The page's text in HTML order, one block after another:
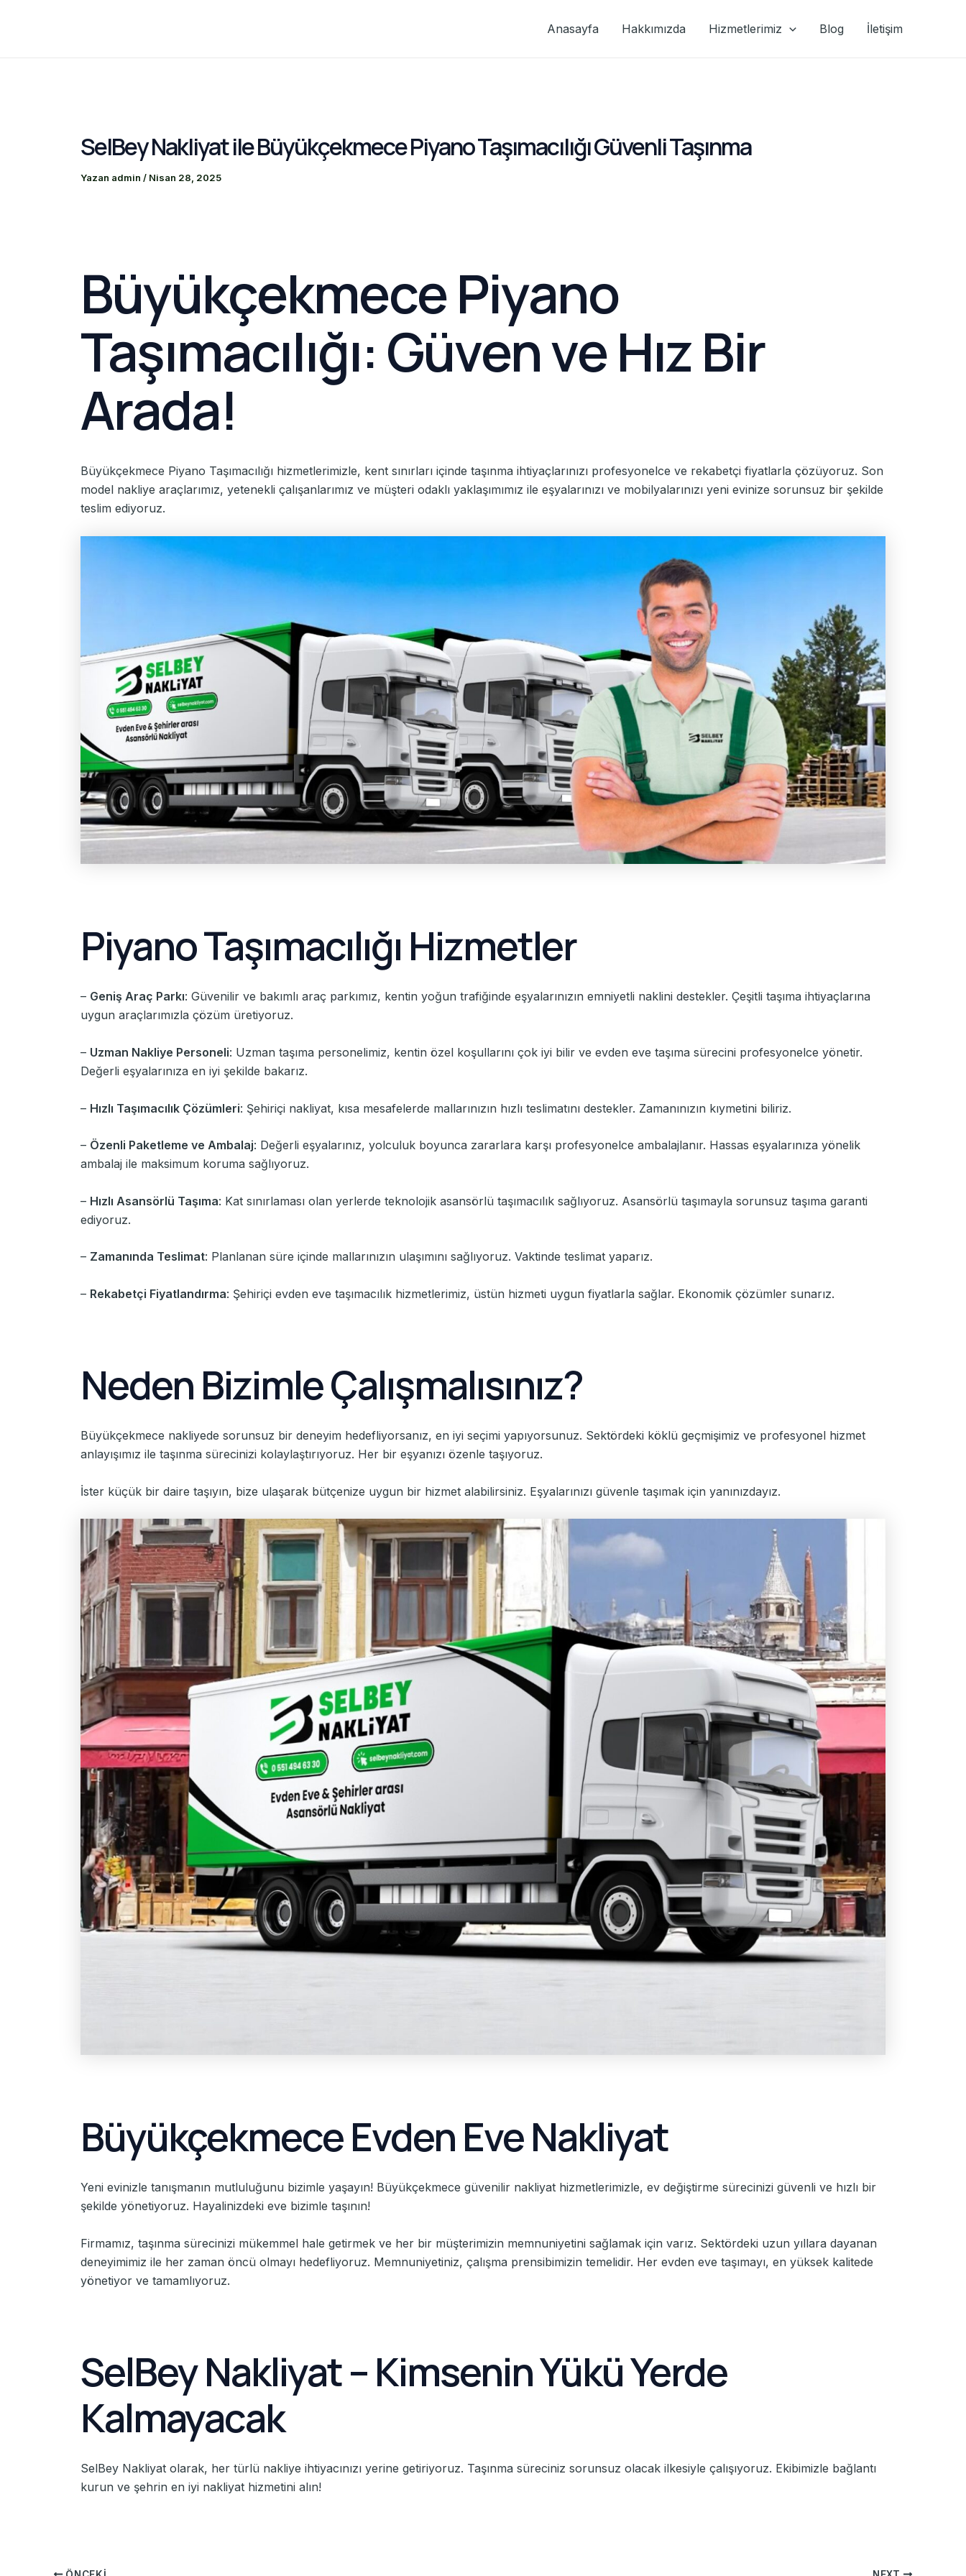
Anasayfa Hakkımızda Hizmetlerimiz Blog İletişim
SelBey Nakliyat ile Büyükçekmece Piyano Taşımacılığı Güvenli Taşınma
Yazan admin / Nisan 28, 2025
Büyükçekmece Piyano
Taşımacılığı: Güven ve Hız Bir
Arada!
Büyükçekmece Piyano Taşımacılığı hizmetlerimizle, kent sınırları içinde taşınma ihtiyaçlarınızı profesyonelce ve rekabetçi fiyatlarla çözüyoruz. Son
model nakliye araçlarımız, yetenekli çalışanlarımız ve müşteri odaklı yaklaşımımız ile eşyalarınızı ve mobilyalarınızı yeni evinize sorunsuz bir şekilde
teslim ediyoruz.
Piyano Taşımacılığı Hizmetler
– Geniş Araç Parkı: Güvenilir ve bakımlı araç parkımız, kentin yoğun trafiğinde eşyalarınızın emniyetli naklini destekler. Çeşitli taşıma ihtiyaçlarına
uygun araçlarımızla çözüm üretiyoruz.
– Uzman Nakliye Personeli: Uzman taşıma personelimiz, kentin özel koşullarını çok iyi bilir ve evden eve taşıma sürecini profesyonelce yönetir.
Değerli eşyalarınıza en iyi şekilde bakarız.
– Hızlı Taşımacılık Çözümleri: Şehiriçi nakliyat, kısa mesafelerde mallarınızın hızlı teslimatını destekler. Zamanınızın kıymetini biliriz.
– Özenli Paketleme ve Ambalaj: Değerli eşyalarınız, yolculuk boyunca zararlara karşı profesyonelce ambalajlanır. Hassas eşyalarınıza yönelik
ambalaj ile maksimum koruma sağlıyoruz.
– Hızlı Asansörlü Taşıma: Kat sınırlaması olan yerlerde teknolojik asansörlü taşımacılık sağlıyoruz. Asansörlü taşımayla sorunsuz taşıma garanti
ediyoruz.
– Zamanında Teslimat: Planlanan süre içinde mallarınızın ulaşımını sağlıyoruz. Vaktinde teslimat yaparız.
– Rekabetçi Fiyatlandırma: Şehiriçi evden eve taşımacılık hizmetlerimiz, üstün hizmeti uygun fiyatlarla sağlar. Ekonomik çözümler sunarız.
Neden Bizimle Çalışmalısınız?
Büyükçekmece nakliyede sorunsuz bir deneyim hedefliyorsanız, en iyi seçimi yapıyorsunuz. Sektördeki köklü geçmişimiz ve profesyonel hizmet
anlayışımız ile taşınma sürecinizi kolaylaştırıyoruz. Her bir eşyanızı özenle taşıyoruz.
İster küçük bir daire taşıyın, bize ulaşarak bütçenize uygun bir hizmet alabilirsiniz. Eşyalarınızı güvenle taşımak için yanınızdayız.
Büyükçekmece Evden Eve Nakliyat
Yeni evinizle tanışmanın mutluluğunu bizimle yaşayın! Büyükçekmece güvenilir nakliyat hizmetlerimizle, ev değiştirme sürecinizi güvenli ve hızlı bir
şekilde yönetiyoruz. Hayalinizdeki eve bizimle taşının!
Firmamız, taşınma sürecinizi mükemmel hale getirmek ve her bir müşterimizin memnuniyetini sağlamak için varız. Sektördeki uzun yıllara dayanan
deneyimimiz ile her zaman öncü olmayı hedefliyoruz. Memnuniyetiniz, çalışma prensibimizin temelidir. Her evden eve taşımayı, en yüksek kalitede
yönetiyor ve tamamlıyoruz.
SelBey Nakliyat – Kimsenin Yükü Yerde
Kalmayacak
SelBey Nakliyat olarak, her türlü nakliye ihtiyacınızı yerine getiriyoruz. Taşınma süreciniz sorunsuz olacak ilkesiyle çalışıyoruz. Ekibimizle bağlantı
kurun ve şehrin en iyi nakliyat hizmetini alın!